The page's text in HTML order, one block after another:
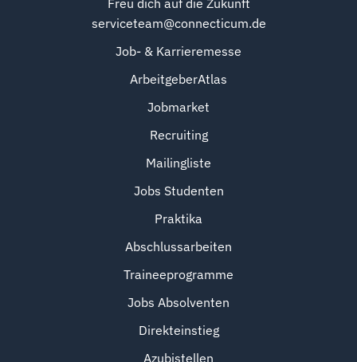
Freu dich auf die Zukunft
serviceteam@connecticum.de
Job- & Karrieremesse
ArbeitgeberAtlas
Jobmarket
Recruiting
Mailingliste
Jobs Studenten
Praktika
Abschlussarbeiten
Traineeprogramme
Jobs Absolventen
Direkteinstieg
Azubistellen